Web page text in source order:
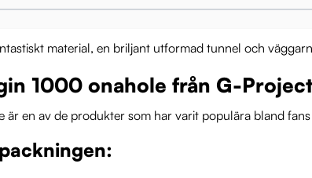
material, en briljant utformad tunnel och
1000 onahole från G-Project
är en av de produkter som har varit populära bland